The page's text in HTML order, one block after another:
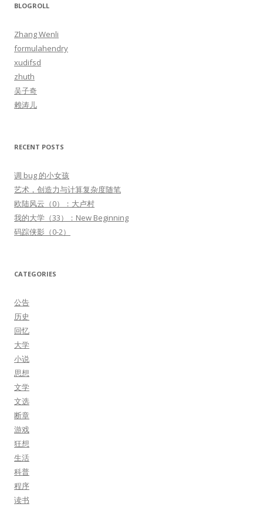
h
f
BLOGROLL
Zhang Wenli
formulahendry
xudifsd
zhuth
吴子奇
赖涛儿
RECENT POSTS
调 bug 的小女孩
艺术，创造力与计算复杂度随笔
欧陆风云（0）：大卢村
我的大学（33）：New Beginning
码踪侠影（0-2）
CATEGORIES
公告
历史
回忆
大学
小说
思想
文学
文选
断章
游戏
狂想
生活
科普
程序
读书